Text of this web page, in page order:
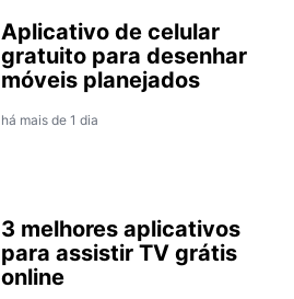
Aplicativo de celular
gratuito para desenhar
móveis planejados
há mais de 1 dia
3 melhores aplicativos
para assistir TV grátis
online